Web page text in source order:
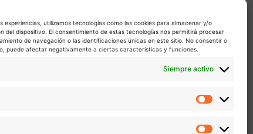
experiencias, utilizamos tecnologías como las cookies para almacenar y/o
del dispositivo. El consentimiento de estas tecnologías nos permitirá procesar
de navegación o las identificaciones únicas en este sitio. No consentir o
puede afectar negativamente a ciertas características y funciones.
Siempre activo